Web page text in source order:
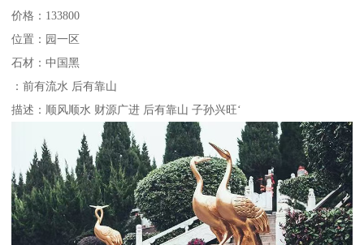
价格：133800
位置：园一区
石材：中国黑
：前有流水 后有靠山
描述：顺风顺水 财源广进 后有靠山 子孙兴旺‘